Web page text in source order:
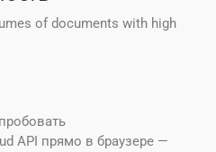
of documents with high
API прямо в браузере —